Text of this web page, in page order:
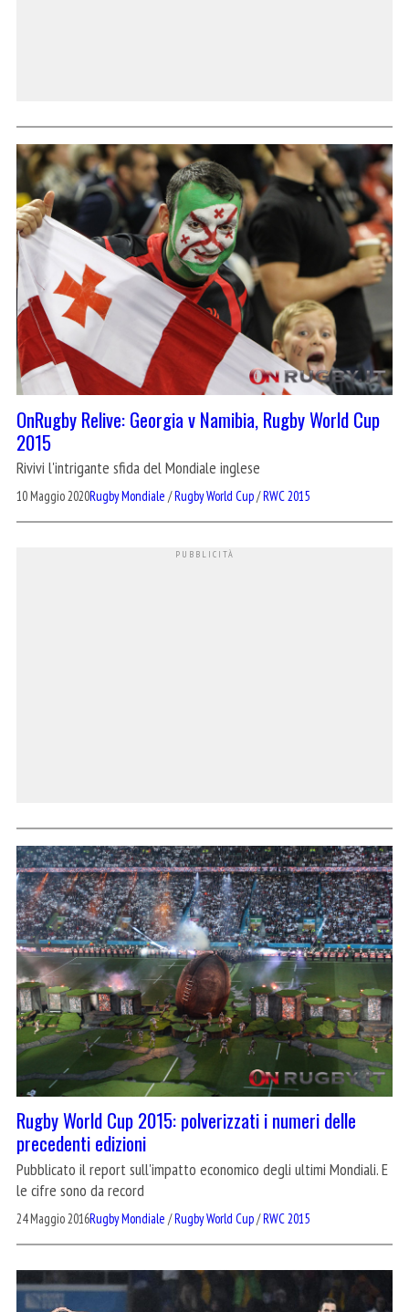
OnRugby Relive: Georgia v Namibia, Rugby World Cup
2015
Rivivi l'intrigante sfida del Mondiale inglese
10 Maggio 2020Rugby Mondiale /Rugby World Cup/RWC 2015
Rugby World Cup 2015: polverizzati i numeri delle
precedenti edizioni
Pubblicato il report sull'impatto economico degli ultimi Mondiali. E
le cifre sono da record
24 Maggio 2016Rugby Mondiale /Rugby World Cup/RWC 2015